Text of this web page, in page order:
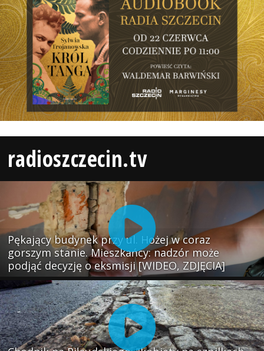
radioszczecin.tv
Pękający budynek przy ul. Hożej w coraz
gorszym stanie. Mieszkańcy: nadzór może
podjąć decyzję o eksmisji [WIDEO, ZDJĘCIA]